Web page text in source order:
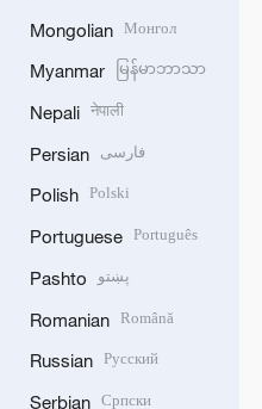
Mongolian Монгол
Myanmar မြန်မာဘာသာ
Nepali नेपाली
Persian فارسی
Polish Polski
Portuguese Português
Pashto پښتو
Romanian Română
Russian Русский
Serbian Српски